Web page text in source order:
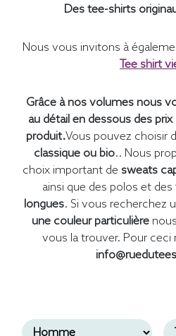
Des tee-shirts
Nous vous invitons à
Tee shirt
Grâce à nos volumes nous
au détail en dessous des
produit.Vous pouvez choisir
classique ou bio.. Nous
choix important de sweats
ainsi que des polos et des
longues. Si vous recherchez
une couleur particulière
vous la trouver. Pour ceci